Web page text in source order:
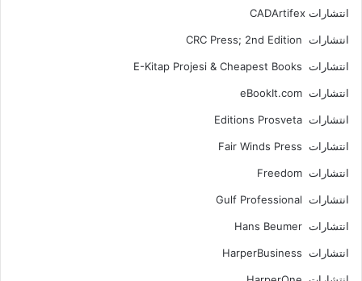
انتشارات ‎ CADArtifex
انتشارات CRC Press; 2nd Edition
انتشارات E-Kitap Projesi & Cheapest Books
انتشارات eBookIt.com
انتشارات Editions Prosveta
انتشارات Fair Winds Press
انتشارات Freedom
انتشارات Gulf Professional
انتشارات Hans Beumer
انتشارات HarperBusiness